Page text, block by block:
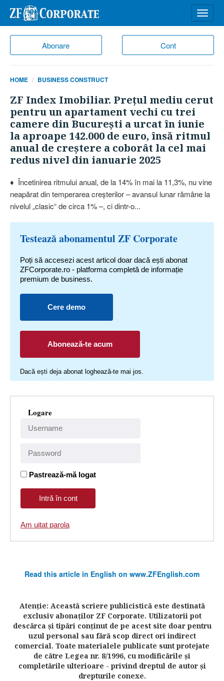
Abonare Cont
meniu
HOME BUSINESS CONSTRUCT
ZF Index Imobiliar. Preţul mediu cerut
pentru un apartament vechi cu trei
camere din Bucureşti a urcat în iunie
la aproape 142.000 de euro, însă ritmul
anual de creştere a coborât la cel mai
redus nivel din ianuarie 2025
♦ Încetinirea ritmului anual, de la 14% în mai la 11,3%, nu vine
neapărat din temperarea creşterilor – avansul lunar rămâne la
nivelul „clasic“ de circa 1% –, ci dintr-o...
Testează abonamentul ZF Corporate
Poți să accesezi acest articol doar dacă ești abonat
ZFCorporate.ro - platforma completă de informație
premium de business.
Cere demo
Abonează-te acum
Dacă ești deja abonat loghează-te mai jos.
Logare
Pastrează-mă logat
Am uitat parola
Read this article in English on www.ZFEnglish.com
Atenţie: Această scriere publicistică este destinată
exclusiv abonaţilor ZF Corporate. Utilizatorii pot
descărca şi tipări conţinut de pe acest site doar pentru
uzul personal sau fără scop direct ori indirect
comercial. Toate materialele publicate sunt protejate
de către Legea nr. 8/1996, cu modificările şi
completările ulterioare - privind dreptul de autor şi
drepturile conexe.